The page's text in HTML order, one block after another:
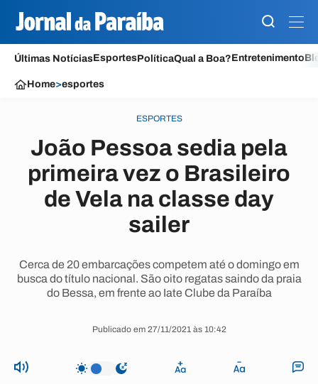
Últimas NotíciasEsportesPolíticaQual a Boa?Entretenimento
Home>esportes
ESPORTES
João Pessoa sedia pela
primeira vez o Brasileiro
de Vela na classe day
sailer
Cerca de 20 embarcações competem até o domingo em
busca do título nacional. São oito regatas saindo da praia
do Bessa, em frente ao Iate Clube da Paraíba
Publicado em 27/11/2021 às 10:42